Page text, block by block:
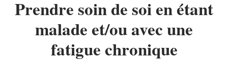
Prendre soin de soi en étant
malade et/ou avec une
fatigue chronique